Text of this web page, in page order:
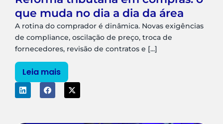
que muda no dia a dia da área
A rotina do comprador é dinâmica. Novas exigências
de compliance, oscilação de preço, troca de
fornecedores, revisão de contratos e [...]
Leia mais